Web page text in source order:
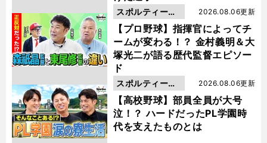
【プロ野球】指揮官によってチ
ームが変わる！？ 金村義明＆大
塚光二が語る歴代監督エピソー
ド
2026.08.06更新
スポルティーバ
動画
【高校野球】部員全員が大号
泣！？ ハードだったPL学園時
代を支えたものとは
2026.08.06更新
スポルティーバ
動画